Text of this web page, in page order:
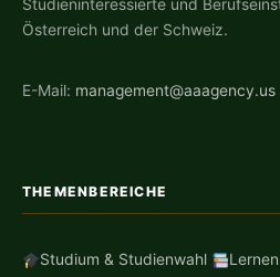
Studieninteressierte und
Österreich und der Schweiz.
E-Mail: management@aaagency.us
THEMENBEREICHE
Studium & Studienwahl